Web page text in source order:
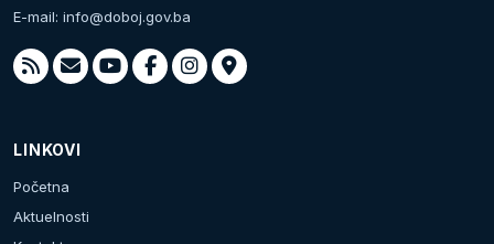
E-mail: info@doboj.gov.ba
LINKOVI
Početna
Aktuelnosti